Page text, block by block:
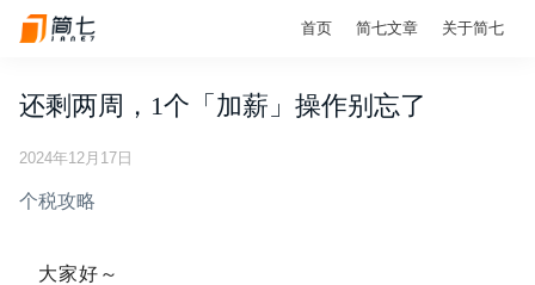
首页 简七文章 关于简七
还剩两周，1个「加薪」操作别忘了
2024年12月17日
个税攻略
大家好～